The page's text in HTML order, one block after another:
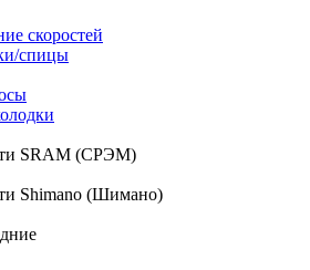
скоростей
спицы
SRAM (СРЭМ)
Shimano (Шимано)